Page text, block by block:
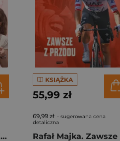
Pierogi z kimchi. Moje ulubione azjatyckie przepisy
KSIĄŻKA
55,99 zł
69,99 zł - sugerowana cena
detaliczna